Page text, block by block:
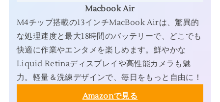
Macbook Air
M4チップ搭載の13インチMacBook Airは、驚異的
な処理速度と最大18時間のバッテリーで、どこでも
快適に作業やエンタメを楽しめます。鮮やかな
Liquid Retinaディスプレイや高性能カメラも魅
力。軽量＆洗練デザインで、毎日をもっと自由に！
Amazonで見る